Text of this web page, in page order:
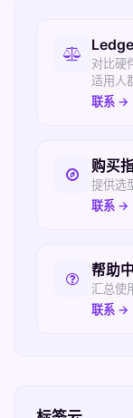
相关
对比硬
适用人
联系 →
购买
提供选
联系 →
帮助
汇总使
联系 →